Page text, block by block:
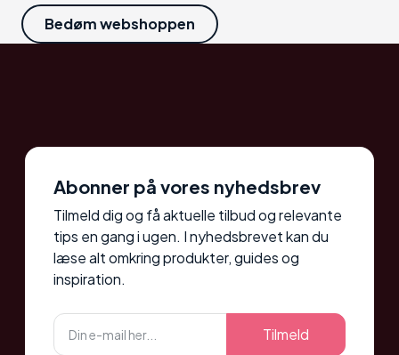
Bedøm webshoppen
Abonner på vores nyhedsbrev
Tilmeld dig og få aktuelle tilbud og relevante
tips en gang i ugen. I nyhedsbrevet kan du
læse alt omkring produkter, guides og
inspiration.
Tilmeld